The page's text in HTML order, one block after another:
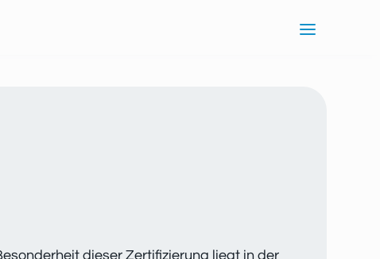
dieser Zertifizierung liegt in der